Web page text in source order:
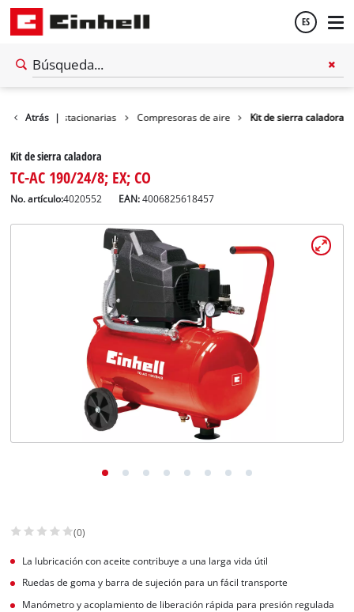
ES
Atrás |
Maquinas estacionarias Compresoras de aire Kit de sierra caladora
Kit de sierra caladora
TC-AC 190/24/8; EX; CO
No. artículo:4020552 EAN:4006825618457
(0)
La lubricación con aceite contribuye a una larga vida útil
Ruedas de goma y barra de sujeción para un fácil transporte
Manómetro y acoplamiento de liberación rápida para presión regulada